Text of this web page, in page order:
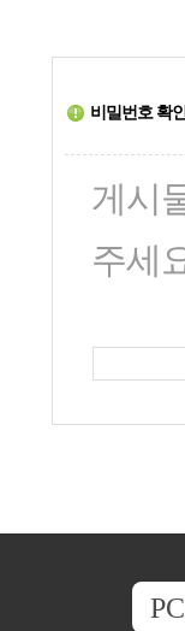
비밀번호 확
게시
주세